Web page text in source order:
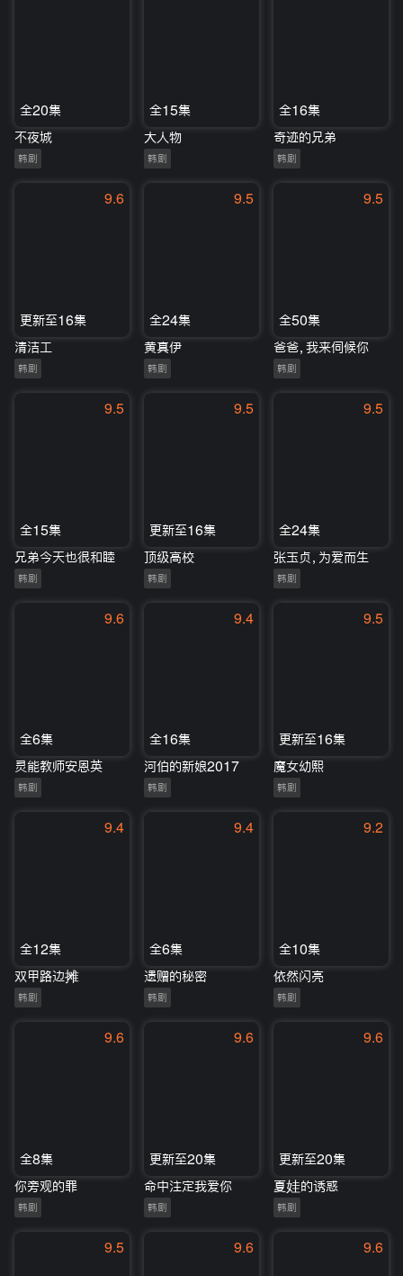
全20集
不夜城
韩剧
全15集
大人物
韩剧
全16集
奇迹的兄弟
韩剧
9.6
更新至16集
清洁工
韩剧
9.5
全24集
黄真伊
韩剧
9.5
全50集
爸爸，我来伺候你
韩剧
9.5
全15集
兄弟今天也很和睦
韩剧
9.5
更新至16集
顶级高校
韩剧
9.5
全24集
张玉贞，为爱而生
韩剧
9.6
全6集
灵能教师安恩英
韩剧
9.4
全16集
河伯的新娘2017
韩剧
9.5
更新至16集
魔女幼熙
韩剧
9.4
全12集
双甲路边摊
韩剧
9.4
全6集
遗赠的秘密
韩剧
9.2
全10集
依然闪亮
韩剧
9.6
全8集
你旁观的罪
韩剧
9.6
更新至20集
命中注定我爱你
韩剧
9.6
更新至20集
夏娃的诱惑
韩剧
9.5 9.6 9.6